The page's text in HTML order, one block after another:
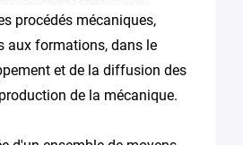
procédés mécaniques,
aux formations, dans le
et de la diffusion des
de la mécanique.